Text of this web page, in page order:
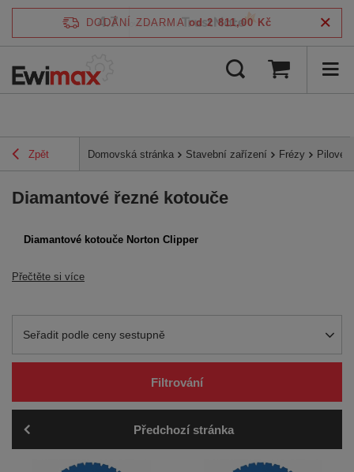
DODÁNÍ ZDARMA od 2 811,00 Kč
Zpět Domovská stránka Stavební zařízení Frézy Pilové
Diamantové řezné kotouče
Diamantové kotouče Norton Clipper
Přečtěte si více
Zmień sortowanie
Seřadit podle ceny sestupně
Filtrování
Předchozí stránka
4.7 /5 ověřeno podle